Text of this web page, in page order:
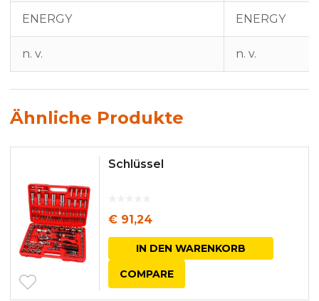
ENERGY ENERGY
n. v. n. v.
Ähnliche Produkte
Schlüssel
€ 91,24
IN DEN WARENKORB
COMPARE